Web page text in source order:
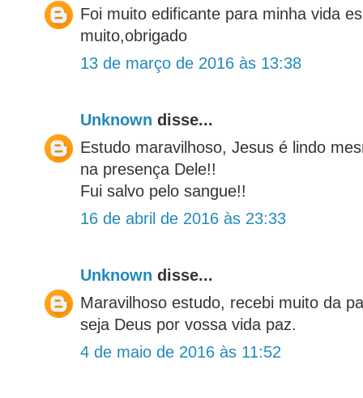
Foi muito edificante para minha vida
muito,obrigado
13 de março de 2016 às 13:38
Unknown disse...
Estudo maravilhoso, Jesus é lindo
na presença Dele!!
Fui salvo pelo sangue!!
16 de abril de 2016 às 23:33
Unknown disse...
Maravilhoso estudo, recebi muito da
seja Deus por vossa vida paz.
4 de maio de 2016 às 11:52